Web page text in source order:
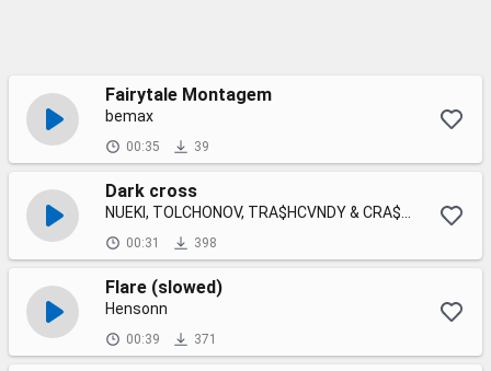
Fairytale Montagem
bemax
00:35 39
Dark cross
00:31 398
Flare (slowed)
Hensonn
00:39 371